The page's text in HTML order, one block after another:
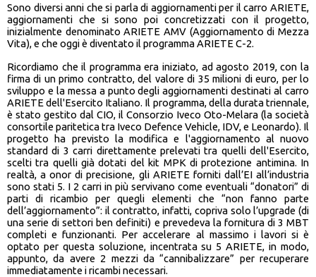
Sono diversi anni che si parla di aggiornamenti per il carro ARIETE,
aggiornamenti che si sono poi concretizzati con il progetto,
inizialmente denominato ARIETE AMV (Aggiornamento di Mezza
Vita), e che oggi è diventato il programma ARIETE C-2.
Ricordiamo che il programma era iniziato, ad agosto 2019, con la
firma di un primo contratto, del valore di 35 milioni di euro, per lo
sviluppo e la messa a punto degli aggiornamenti destinati al carro
ARIETE dell'Esercito Italiano. Il programma, della durata triennale,
è stato gestito dal CIO, il Consorzio Iveco Oto-Melara (la società
consortile paritetica tra Iveco Defence Vehicle, IDV, e Leonardo). Il
progetto ha previsto la modifica e l'aggiornamento al nuovo
standard di 3 carri direttamente prelevati tra quelli dell'Esercito,
scelti tra quelli già dotati del kit MPK di protezione antimina. In
realtà, a onor di precisione, gli ARIETE forniti dall’EI all’industria
sono stati 5. I 2 carri in più servivano come eventuali “donatori” di
parti di ricambio per quegli elementi che “non fanno parte
dell’aggiornamento”: il contratto, infatti, copriva solo l’upgrade (di
una serie di settori ben definiti) e prevedeva la fornitura di 3 MBT
completi e funzionanti. Per accelerare al massimo i lavori si è
optato per questa soluzione, incentrata su 5 ARIETE, in modo,
appunto, da avere 2 mezzi da “cannibalizzare” per recuperare
immediatamente i ricambi necessari.